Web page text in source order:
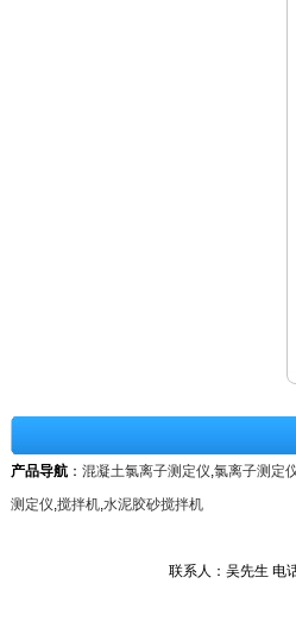
产品导航 ： 混凝土氯离子测定仪,氯离子测定
测定仪,搅拌机,水泥胶砂搅拌机
联系人：吴先生 电